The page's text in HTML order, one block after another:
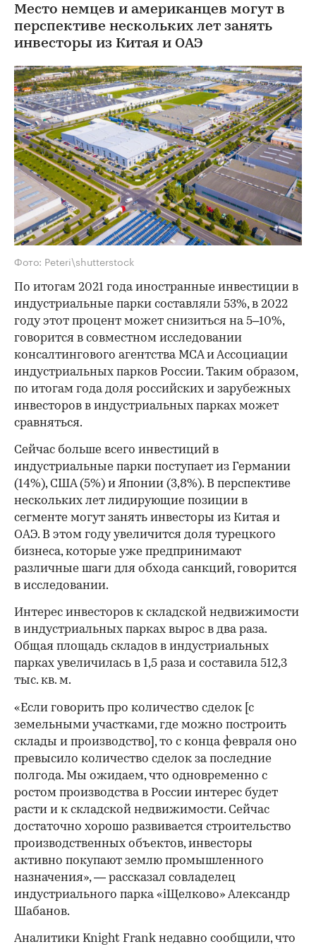
Место немцев и американцев могут в
перспективе нескольких лет занять
инвесторы из Китая и ОАЭ
Фото: Peteri\shutterstock
По итогам 2021 года иностранные инвестиции в
индустриальные парки составляли 53%, в 2022
году этот процент может снизиться на 5–10%,
говорится в совместном исследовании
консалтингового агентства MCA и Ассоциации
индустриальных парков России. Таким образом,
по итогам года доля российских и зарубежных
инвесторов в индустриальных парках может
сравняться.
Сейчас больше всего инвестиций в
индустриальные парки поступает из Германии
(14%), США (5%) и Японии (3,8%). В перспективе
нескольких лет лидирующие позиции в
сегменте могут занять инвесторы из Китая и
ОАЭ. В этом году увеличится доля турецкого
бизнеса, которые уже предпринимают
различные шаги для обхода санкций, говорится
в исследовании.
Интерес инвесторов к складской недвижимости
в индустриальных парках вырос в два раза.
Общая площадь складов в индустриальных
парках увеличилась в 1,5 раза и составила 512,3
тыс. кв. м.
00:00 / 00:00
«Если говорить про количество сделок [с
земельными участками, где можно построить
склады и производство], то с конца февраля оно
превысило количество сделок за последние
полгода. Мы ожидаем, что одновременно с
ростом производства в России интерес будет
расти и к складской недвижимости. Сейчас
достаточно хорошо развивается строительство
производственных объектов, инвесторы
активно покупают землю промышленного
назначения», — рассказал совладелец
индустриального парка «iЩелково» Александр
Шабанов.
Аналитики Knight Frank недавно сообщили, что